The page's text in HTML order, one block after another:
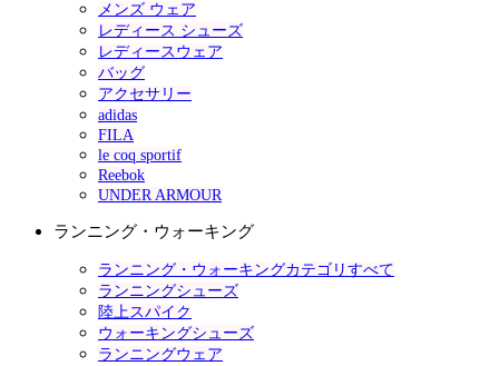
メンズ ウェア
レディース シューズ
レディースウェア
バッグ
アクセサリー
adidas
FILA
le coq sportif
Reebok
UNDER ARMOUR
ランニング・ウォーキング
ランニング・ウォーキングカテゴリすべて
ランニングシューズ
陸上スパイク
ウォーキングシューズ
ランニングウェア